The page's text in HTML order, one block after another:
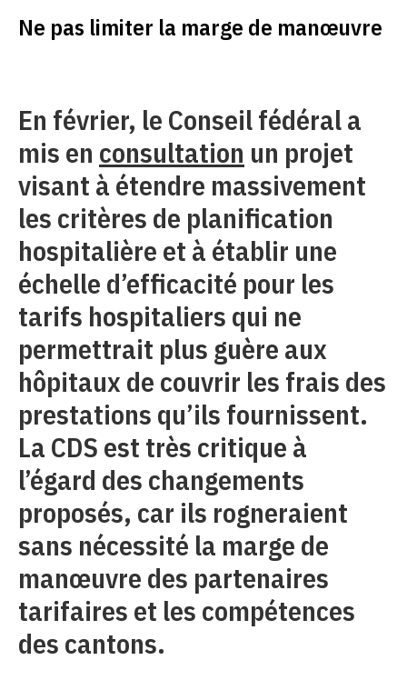
Ne pas limiter la marge de manœuvre
En février, le Conseil fédéral a
mis en consultation un projet
visant à étendre massivement
les critères de planification
hospitalière et à établir une
échelle d’efficacité pour les
tarifs hospitaliers qui ne
permettrait plus guère aux
hôpitaux de couvrir les frais des
prestations qu’ils fournissent.
La CDS est très critique à
l’égard des changements
proposés, car ils rogneraient
sans nécessité la marge de
manœuvre des partenaires
tarifaires et les compétences
des cantons.